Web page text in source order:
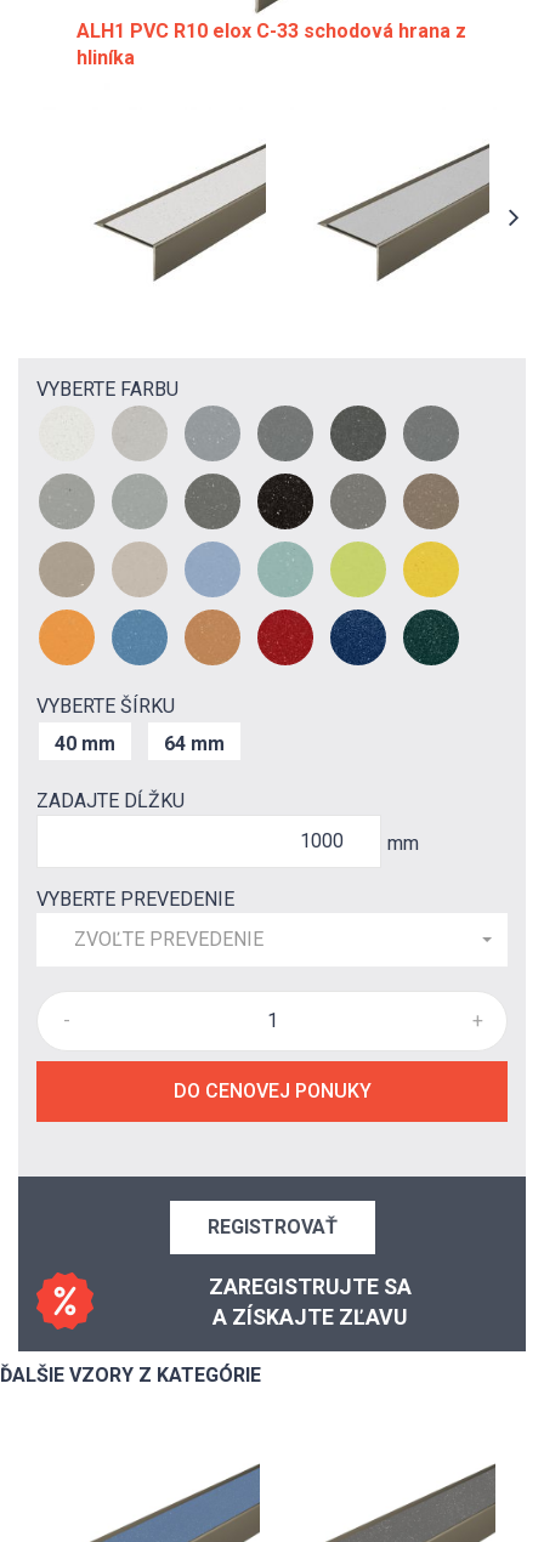
ALH1 PVC R10 elox C-33 schodová hrana z
hliníka
VYBERTE FARBU
VYBERTE ŠÍRKU
40 mm
64 mm
ZADAJTE DĹŽKU
mm
VYBERTE PREVEDENIE
ZVOĽTE PREVEDENIE
- +
DO CENOVEJ PONUKY
REGISTROVAŤ
ZAREGISTRUJTE SA
A ZÍSKAJTE ZĽAVU
ĎALŠIE VZORY Z KATEGÓRIE